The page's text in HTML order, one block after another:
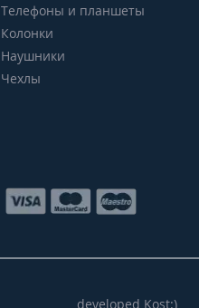
Телефоны и планшеты
Колонки
Наушники
Чехлы
developed Kost:)